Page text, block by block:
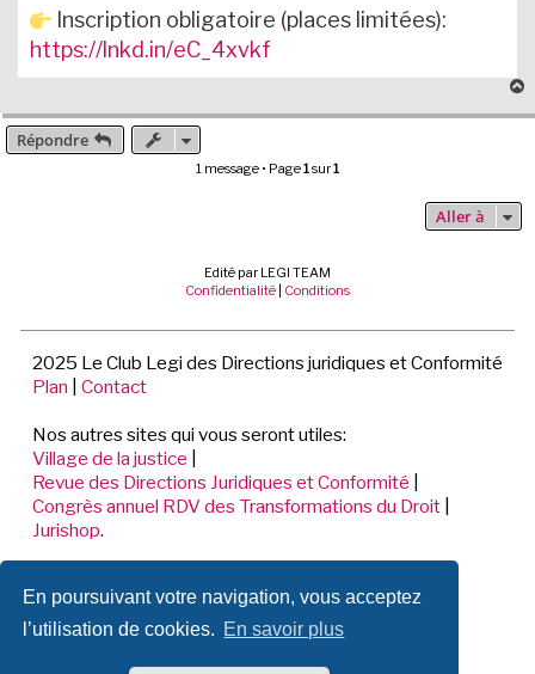
En poursuivant votre navigation, vous acceptez
l’utilisation de cookies. En savoir plus
Inscription obligatoire (places limitées):
https://lnkd.in/eC_4xvkf
u
Répondre
1 message • Page1sur1
Aller à
Edité par LEGI TEAM
Confidentialité | Conditions
2025 Le Club Legi des Directions juridiques et Conformité
Plan
Contact
Nos autres sites qui vous seront utiles:
Village de la justice
Revue des Directions Juridiques et Conformité
Congrès annuel RDV des Transformations du Droit
Jurishop.
198 Avenue de Verdun
92441 ISSY LES MOULINEAUX CEDEX